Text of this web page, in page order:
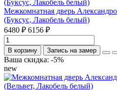
Межкомнатная дверь
(Буксус, Лакобель белый)
6480 ₽ 6156 ₽
В корзину Запись на замер
Ваша скидка: -5%
new